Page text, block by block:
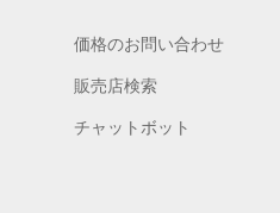
価格のお問い合わせ
販売店検索
チャットボット